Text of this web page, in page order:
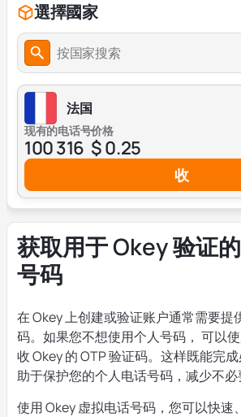
選擇國家
按国家搜索
法国
现有的电话号
100 316
价格
$ 0.25
收
获取用于 Okey 验证
号码
在 Okey 上创建或验证账户通常需要提
码。如果您不想使用个人号码， 可以
收 Okey 的 OTP 验证码。这样既能完
助于保护您的个人电话号码，减少不必
使用 Okey 虚拟电话号码，您可以快速